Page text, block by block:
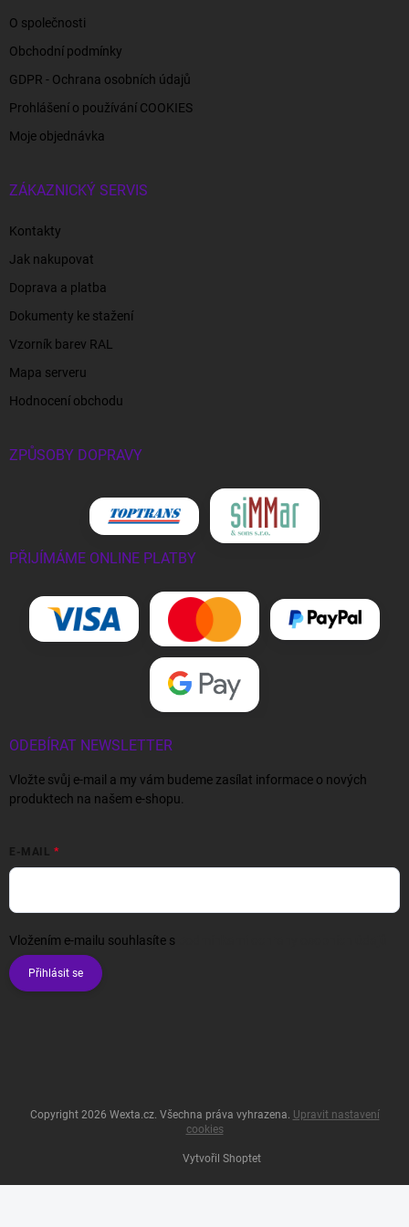
O společnosti
Obchodní podmínky
GDPR - Ochrana osobních údajů
Prohlášení o používání COOKIES
Moje objednávka
ZÁKAZNICKÝ SERVIS
Kontakty
Jak nakupovat
Doprava a platba
Dokumenty ke stažení
Vzorník barev RAL
Mapa serveru
Hodnocení obchodu
ZPŮSOBY DOPRAVY
PŘIJÍMÁME ONLINE PLATBY
ODEBÍRAT NEWSLETTER
Vložte svůj e-mail a my vám budeme zasílat informace o nových
produktech na našem e-shopu.
E-MAIL
Vložením e-mailu souhlasíte s
Přihlásit se
Vytvořil Shoptet
Copyright 2026 Wexta.cz. Všechna práva vyhrazena. Upravit nastavení
cookies